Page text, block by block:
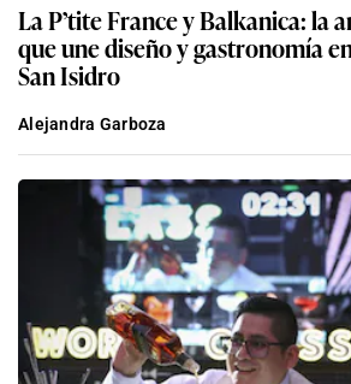
La P’tite France y Balkanica: la
que une diseño y gastronomía
San Isidro
Alejandra Garboza